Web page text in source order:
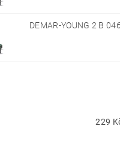
DEMAR-YOUNG 2 B
229